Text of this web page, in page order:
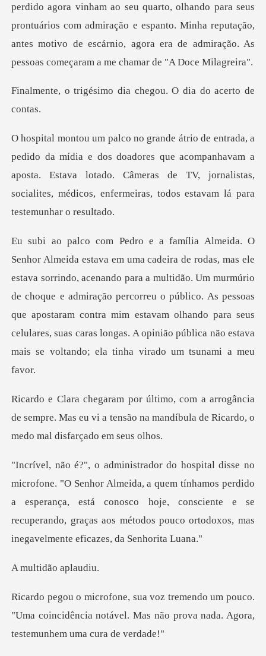
perdido agora vinham ao seu quarto,
imo dia chegou. O di
doadores que acompanhavam a
aposta. Estava lotado. Câmeras de TV, jornalistas,
ndo para a multidão. Um murmúrio
de choque e admiração percorreu o público. As pessoas
que apostaram contra mim estavam olhando
ância
de sempre. Mas eu vi a tensão na mandíbula
, a quem tínhamos perdido
a esperança, está conosco hoje, consciente e se
recuperando
idão a
pouco.
"Uma coincidência notável. Mas não prova